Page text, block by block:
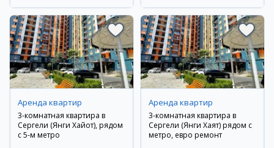
Аренда квартир
3-комнатная квартира в
Сергели (Янги Хайот), рядом
с 5-м метро
Аренда квартир
3-комнатная квартира в
Сергели (Янги Хаят) рядом с
метро, евро ремонт